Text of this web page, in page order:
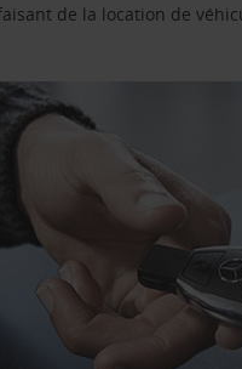
de la location de